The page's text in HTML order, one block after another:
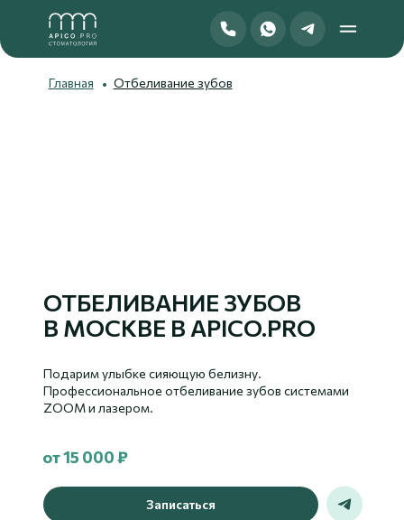
Подарим улыбке сияющую белизну.
Профессиональное отбеливание зубов системами
ZOOM и лазером.
Главная Отбеливание зубов
от 15 000 ₽
ОТБЕЛИВАНИЕ ЗУБОВ
В МОСКВЕ В APICO.PRO
Записаться